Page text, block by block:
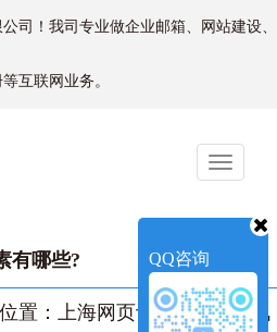
司！我司专业做企业邮箱、网站建设、
互联网业务。
Toggle
有哪些?
置： 上海网页设计->新闻资讯
QQ咨询